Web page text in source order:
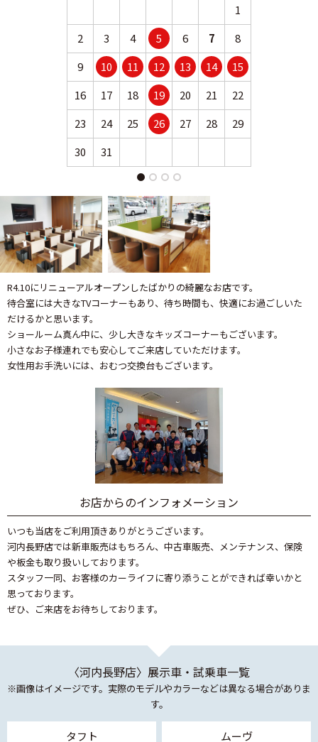
1
2
3 4 5 6 7
8
9
10 11 12 13 14
15
16
17 18 19 20 21
22
23
24 25 26 27 28
29
30
31
R4.10にリニューアルオープンしたばかりの綺麗なお店です。
待合室には大きなTVコーナーもあり、待ち時間も、快適にお過ごしいた
だけるかと思います。
ショールーム真ん中に、少し大きなキッズコーナーもございます。
小さなお子様連れでも安心してご来店していただけます。
女性用お手洗いには、おむつ交換台もございます。
お店からのインフォメーション
いつも当店をご利用頂きありがとうございます。
河内長野店では新車販売はもちろん、中古車販売、メンテナンス、保険
や板金も取り扱いしております。
スタッフ一同、お客様のカーライフに寄り添うことができれば幸いかと
思っております。
ぜひ、ご来店をお待ちしております。
〈河内長野店〉展示車・試乗車一覧
※画像はイメージです。実際のモデルやカラーなどは異なる場合がありま
す。
タフト ムーヴ